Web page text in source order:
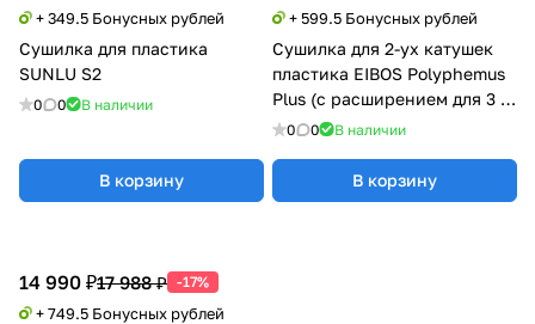
+ 349.5 Бонусных рублей
Сушилка для пластика
SUNLU S2
0 0 В наличии
В корзину
+ 599.5 Бонусных рублей
Сушилка для 2-ух катушек
пластика EIBOS Polyphemus
Plus (с расширением для 3 кг
катушки)
0 0 В наличии
В корзину
14 990 ₽17 988 ₽ -17%
+ 749.5 Бонусных рублей